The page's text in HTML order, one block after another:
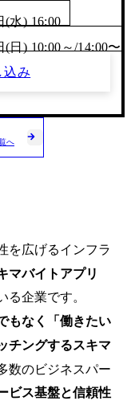
(水) 16:00
(日) 10:00～/14:00〜
込み
へ
を広げるインフラ
マバイトアプリ
る企業です。
もなく「働きたい
チングするスキマ
数のビジネスパー
ビス基盤と信頼性